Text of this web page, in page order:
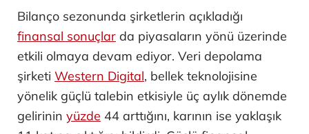
Bilanço sezonunda şirketlerin açıkladığı
finansal sonuçlar da piyasaların yönü üzerinde
etkili olmaya devam ediyor. Veri depolama
şirketi Western Digital, bellek teknolojisine
yönelik güçlü talebin etkisiyle üç aylık dönemde
gelirinin yüzde 44 arttığını, karının ise yaklaşık